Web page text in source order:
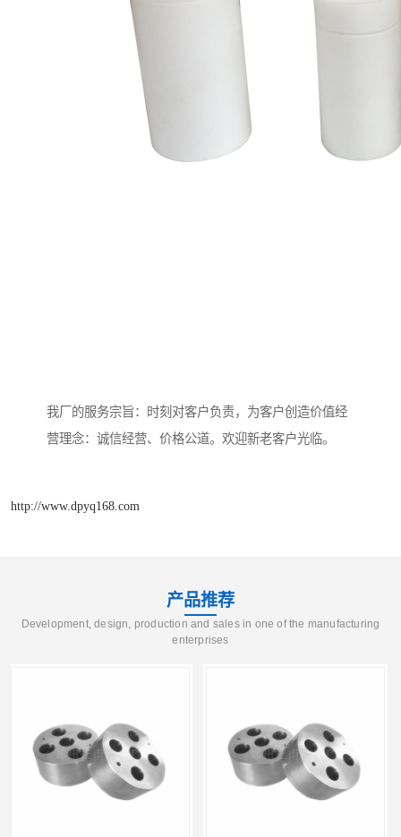
我厂的服务宗旨：时刻对客户负责，为客户创造价值经
营理念：诚信经营、价格公道。欢迎新老客户光临。
http://www.dpyq168.com
产品推荐
Development, design, production and sales in one of the manufacturing
enterprises